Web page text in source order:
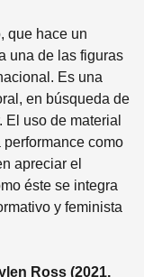
que hace un
una de las figuras
Es una
en búsqueda de
uso de material
como
apreciar el
éste se integra
y feminista
Ross (2021,